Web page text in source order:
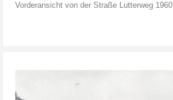
Vorderansicht von der Straße Lutterweg 1960